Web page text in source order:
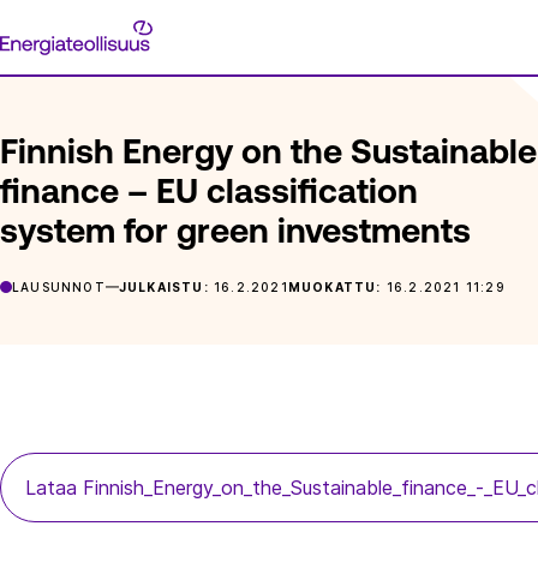
suoraan
Energiateollisuus
ETUSIVU
Finnish Energy on the Sustainable
finance – EU classification
system for green investments
LAUSUNNOT JULKAISTU: 16.2.2021 MUOKATTU: 16.2.2021 11:29
Lataa Finnish_Energy_on_the_Sustainable_finance_-